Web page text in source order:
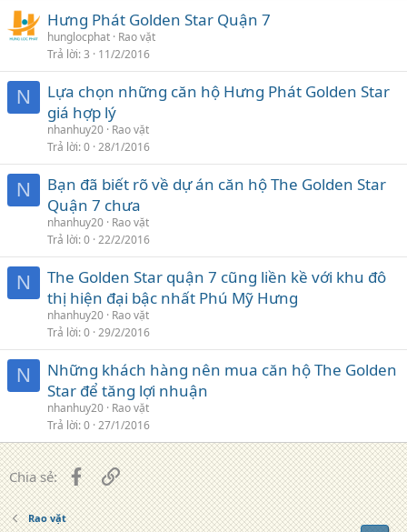
Hưng Phát Golden Star Quận 7
hunglocphat Rao vặt
Trả lời 3 11/2/2016
N
Lựa chọn những căn hộ Hưng Phát Golden Star
giá hợp lý
nhanhuy20 Rao vặt
Trả lời 0 28/1/2016
N
Bạn đã biết rõ về dự án căn hộ The Golden Star
Quận 7 chưa
nhanhuy20 Rao vặt
Trả lời 0 22/2/2016
N
The Golden Star quận 7 cũng liền kề với khu đô
thị hiện đại bậc nhất Phú Mỹ Hưng
nhanhuy20 Rao vặt
Trả lời 0 29/2/2016
N
Những khách hàng nên mua căn hộ The Golden
Star để tăng lợi nhuận
nhanhuy20 Rao vặt
Trả lời 0 27/1/2016
Chia sẻ: FacebookLiên kết
Rao vặt